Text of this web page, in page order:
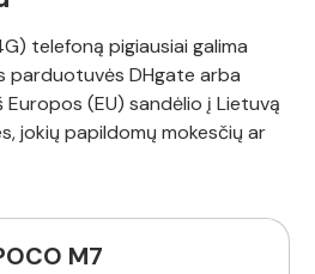
telefoną pigiausiai galima
parduotuvės DHgate arba
Europos (EU) sandėlio į Lietuvą
jokių papildomų mokesčių ar
M7